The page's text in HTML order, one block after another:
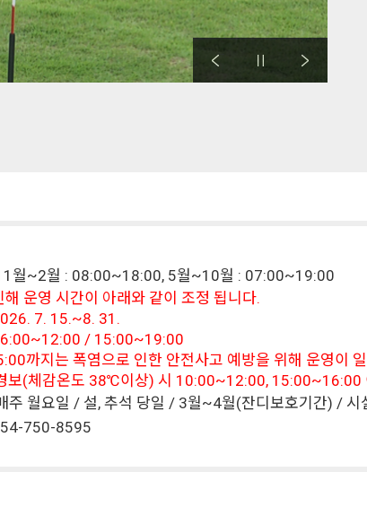
월~2월 : 08:00~18:00, 5월~10월 : 07:00~19:00
운영 시간이 아래와 같이 조정 됩니다.
7. 15.~8. 31.
/ 15:00~19:00
까지는 폭염으로 인한 안전사고 예방을 위해 운영이
보(체감온도 38℃이상) 시 10:00~12:00, 15:00~16:00
주 월요일 / 설, 추석 당일 / 3월~4월(잔디보호기간) / 시
750-8595